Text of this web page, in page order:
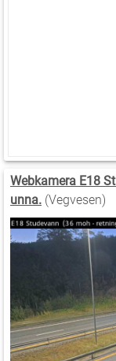
Webkamera E18
unna. (Vegvesen)